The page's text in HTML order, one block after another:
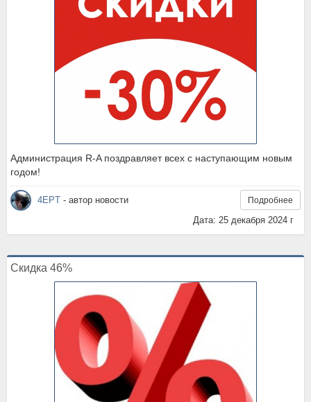
Администрация R-A поздравляет всех с наступающим новым
годом!
4EPT - автор новости Подробнее
Дата: 25 декабря 2024 г
Скидка 46%